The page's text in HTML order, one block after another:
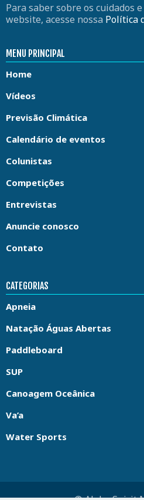
Para saber sobre os cuidados
website, acesse nossa Política
MENU PRINCIPAL
Home
Vídeos
Previsão Climática
Calendário de eventos
Colunistas
Competições
Entrevistas
Anuncie conosco
Contato
CATEGORIAS
Apneia
Natação Águas Abertas
Paddleboard
SUP
Canoagem Oceânica
Va’a
Water Sports